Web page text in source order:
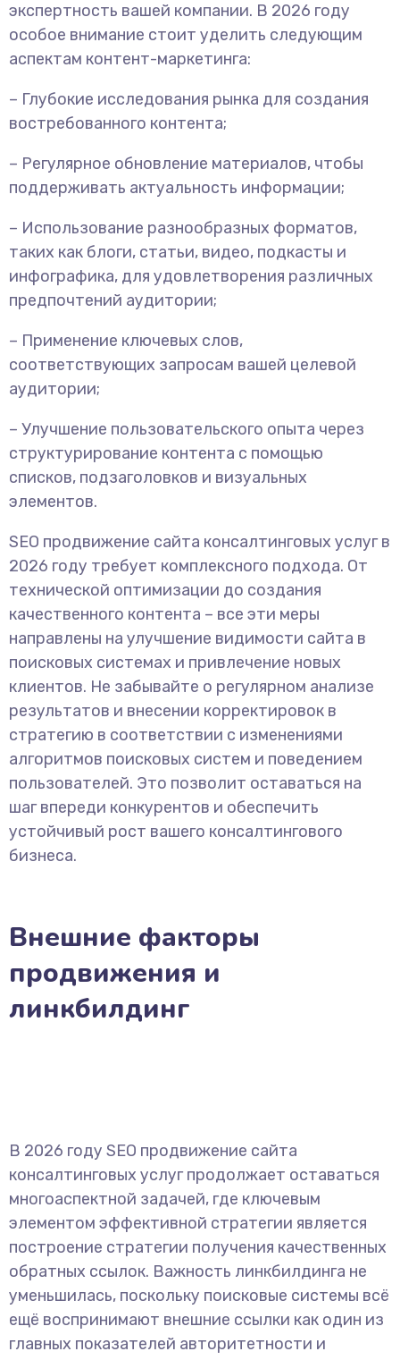
экспертность вашей компании. В 2026 году
особое внимание стоит уделить следующим
аспектам контент-маркетинга:
– Глубокие исследования рынка для создания
востребованного контента;
– Регулярное обновление материалов, чтобы
поддерживать актуальность информации;
– Использование разнообразных форматов,
таких как блоги, статьи, видео, подкасты и
инфографика, для удовлетворения различных
предпочтений аудитории;
– Применение ключевых слов,
соответствующих запросам вашей целевой
аудитории;
– Улучшение пользовательского опыта через
структурирование контента с помощью
списков, подзаголовков и визуальных
элементов.
SEO продвижение сайта консалтинговых услуг в
2026 году требует комплексного подхода. От
технической оптимизации до создания
качественного контента – все эти меры
направлены на улучшение видимости сайта в
поисковых системах и привлечение новых
клиентов. Не забывайте о регулярном анализе
результатов и внесении корректировок в
стратегию в соответствии с изменениями
алгоритмов поисковых систем и поведением
пользователей. Это позволит оставаться на
шаг впереди конкурентов и обеспечить
устойчивый рост вашего консалтингового
бизнеса.
Внешние факторы
продвижения и
линкбилдинг
В 2026 году SEO продвижение сайта
консалтинговых услуг продолжает оставаться
многоаспектной задачей, где ключевым
элементом эффективной стратегии является
построение стратегии получения качественных
обратных ссылок. Важность линкбилдинга не
уменьшилась, поскольку поисковые системы всё
ещё воспринимают внешние ссылки как один из
главных показателей авторитетности и